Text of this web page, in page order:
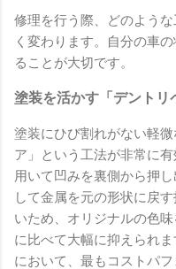
修理を行う際、どのよう
く変わります。自分の車
ることが大切です。
塗装を活かす「デントリ
塗装にひび割れがない軽
ア」という工法が非常に
用いて凹みを裏側から押
して金属を元の形状に戻
いため、オリジナルの色
に比べて大幅に抑えられ
において、最もコストパ